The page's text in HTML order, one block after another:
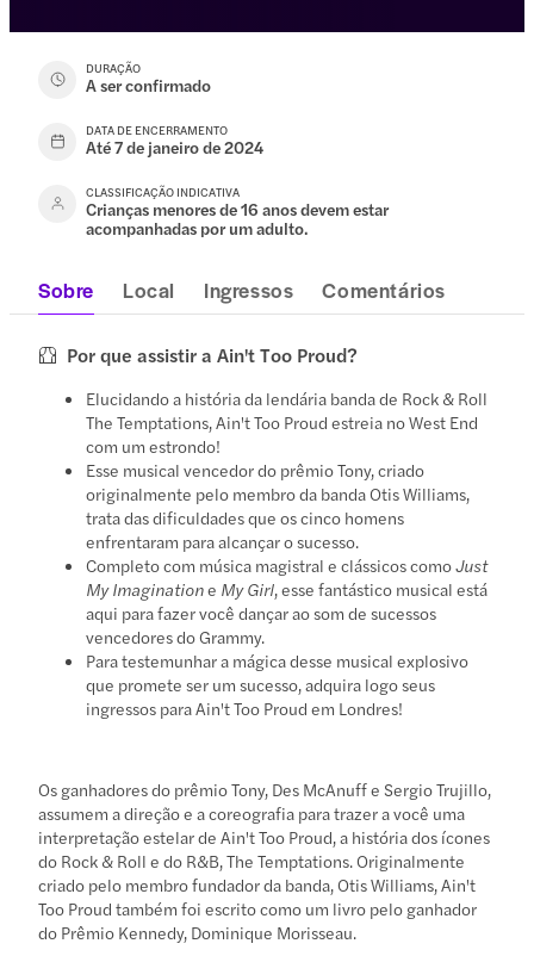
DURAÇÃO
A ser confirmado
DATA DE ENCERRAMENTO
Até 7 de janeiro de 2024
CLASSIFICAÇÃO INDICATIVA
Crianças menores de 16 anos devem estar
acompanhadas por um adulto.
Sobre Local Ingressos Comentários
Por que assistir a Ain't Too Proud?
Elucidando a história da lendária banda de Rock & Roll
The Temptations, Ain't Too Proud estreia no West End
com um estrondo!
Esse musical vencedor do prêmio Tony, criado
originalmente pelo membro da banda Otis Williams,
trata das dificuldades que os cinco homens
enfrentaram para alcançar o sucesso.
Completo com música magistral e clássicos comoJust
My Imaginatione My Girl, esse fantástico musical está
aqui para fazer você dançar ao som de sucessos
vencedores do Grammy.
Para testemunhar a mágica desse musical explosivo
que promete ser um sucesso, adquira logo seus
ingressos para Ain't Too Proud em Londres!
Os ganhadores do prêmio Tony, Des McAnuff e Sergio Trujillo,
assumem a direção e a coreografia para trazer a você uma
interpretação estelar de Ain't Too Proud, a história dos ícones
do Rock & Roll e do R&B, The Temptations. Originalmente
criado pelo membro fundador da banda, Otis Williams, Ain't
Too Proud também foi escrito como um livro pelo ganhador
do Prêmio Kennedy, Dominique Morisseau.